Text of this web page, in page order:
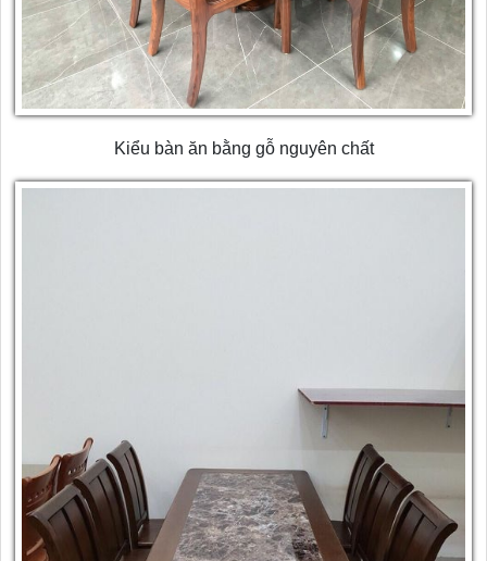
Kiểu bàn ăn bằng gỗ nguyên chất